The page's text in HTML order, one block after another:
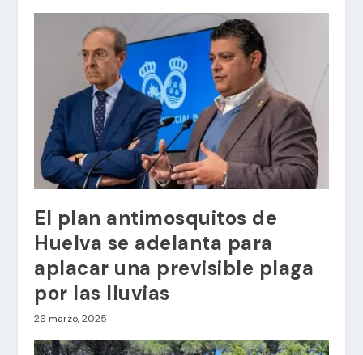
El plan antimosquitos de
Huelva se adelanta para
aplacar una previsible plaga
por las lluvias
26 marzo, 2025